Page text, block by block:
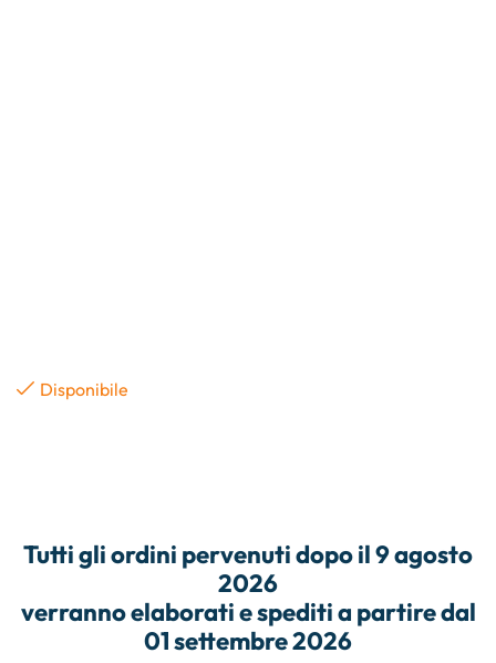
Disponibile
Tutti gliordini pervenuti dopo il9 agosto
2026
verranno elaborati espeditia partire dal
01 settembre 2026